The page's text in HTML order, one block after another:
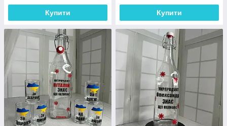
Купити Купити